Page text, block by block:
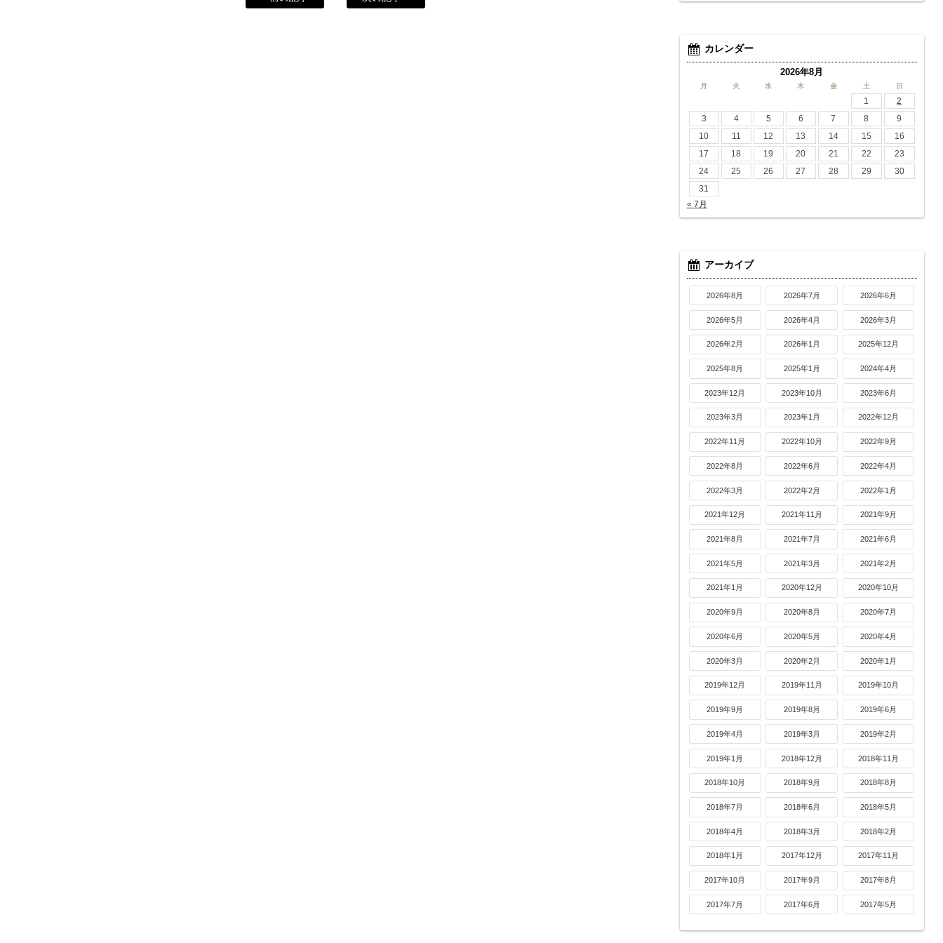
カレンダー
2026年8月
月 火 水 木 金 土 日
1
2
3
4 5 6 7 8
9
10
11 12 13 14 15
16
17
18 19 20 21 22
23
24
25 26 27 28 29
30
31
« 7月
アーカイブ
2026年8月 2026年7月 2026年6月
2026年5月 2026年4月 2026年3月
2026年2月 2026年1月 2025年12月
2025年8月 2025年1月 2024年4月
2023年12月 2023年10月 2023年6月
2023年3月 2023年1月 2022年12月
2022年11月 2022年10月 2022年9月
2022年8月 2022年6月 2022年4月
2022年3月 2022年2月 2022年1月
2021年12月 2021年11月 2021年9月
2021年8月 2021年7月 2021年6月
2021年5月 2021年3月 2021年2月
2021年1月 2020年12月 2020年10月
2020年9月 2020年8月 2020年7月
2020年6月 2020年5月 2020年4月
2020年3月 2020年2月 2020年1月
2019年12月 2019年11月 2019年10月
2019年9月 2019年8月 2019年6月
2019年4月 2019年3月 2019年2月
2019年1月 2018年12月 2018年11月
2018年10月 2018年9月 2018年8月
2018年7月 2018年6月 2018年5月
2018年4月 2018年3月 2018年2月
2018年1月 2017年12月 2017年11月
2017年10月 2017年9月 2017年8月
2017年7月 2017年6月 2017年5月